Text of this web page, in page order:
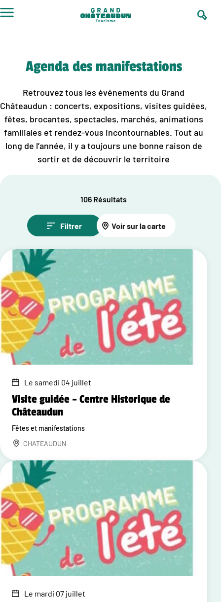
au
Agenda des manifestations
Retrouvez tous les événements du Grand
Châteaudun : concerts, expositions, visites guidées,
fêtes, brocantes, spectacles, marchés, animations
familiales et rendez-vous incontournables. Tout au
long de l’année, il y a toujours une bonne raison de
sortir et de découvrir le territoire
106 Résultats
Filtrer Voir sur la carte
Le samedi 04 juillet
Visite guidée – Centre Historique de
Châteaudun
Fêtes et manifestations
CHATEAUDUN
Le mardi 07 juillet